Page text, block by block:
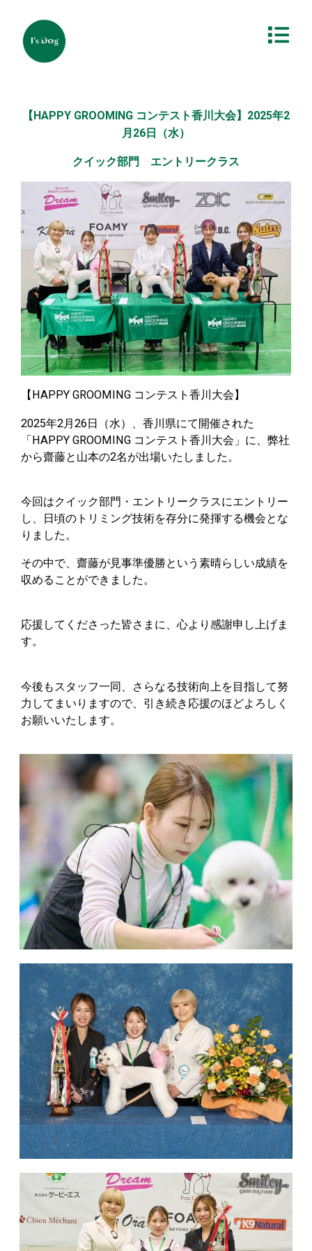
【HAPPY GROOMING コンテスト香川大会】2025年2
月26日（水）
クイック部門 エントリークラス
【HAPPY GROOMING コンテスト香川大会】
2025年2月26日（水）、香川県にて開催された
「HAPPY GROOMING コンテスト香川大会」に、弊社
から齋藤と山本の2名が出場いたしました。
今回はクイック部門・エントリークラスにエントリー
し、日頃のトリミング技術を存分に発揮する機会とな
りました。
その中で、齋藤が見事準優勝という素晴らしい成績を
収めることができました。
応援してくださった皆さまに、心より感謝申し上げま
す。
今後もスタッフ一同、さらなる技術向上を目指して努
力してまいりますので、引き続き応援のほどよろしく
お願いいたします。